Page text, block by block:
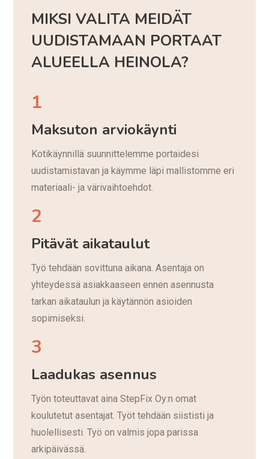
MIKSI VALITA MEIDÄT
UUDISTAMAAN PORTAAT
ALUEELLA HEINOLA?
1
Maksuton arviokäynti
Kotikäynnillä suunnittelemme portaidesi
uudistamistavan ja käymme läpi mallistomme eri
materiaali- ja värivaihtoehdot.
2
Pitävät aikataulut
Työ tehdään sovittuna aikana. Asentaja on
yhteydessä asiakkaaseen ennen asennusta
tarkan aikataulun ja käytännön asioiden
sopimiseksi.
3
Laadukas asennus
Työn toteuttavat aina StepFix Oy:n omat
koulutetut asentajat. Työt tehdään siististi ja
huolellisesti. Työ on valmis jopa parissa
arkipäivässä.